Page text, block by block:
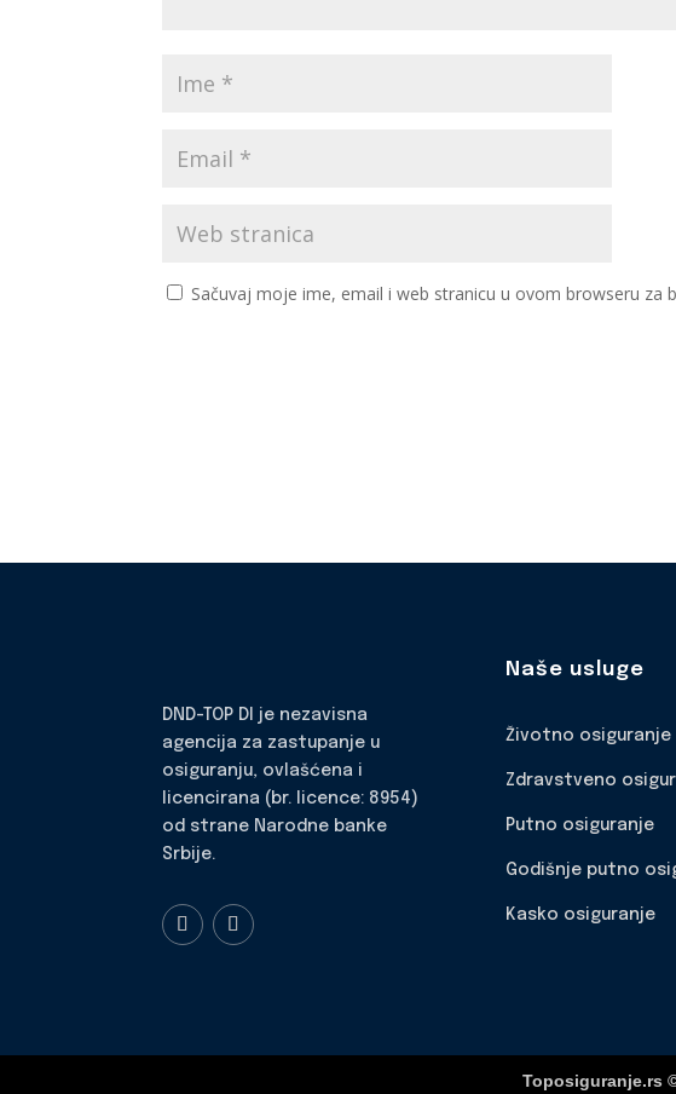
Sačuvaj moje ime, email i web stranicu u ovom browseru za
DND-TOP DI je nezavisna
agencija za zastupanje u
osiguranju, ovlašćena i
licencirana (br. licence: 8954)
od strane Narodne banke
Srbije.
Naše usluge
Životno osiguranje
Zdravstveno
Putno osiguranje
Godišnje putno
Kasko osiguranje
Toposiguranje.rs